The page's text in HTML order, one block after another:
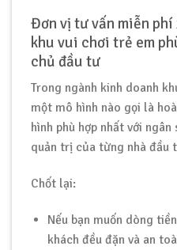
Đơn vị tư vấn miễn
khu vui chơi trẻ em
chủ đầu tư
Trong ngành kinh doanh
một mô hình nào gọi là
hình phù hợp nhất với
quản trị của từng nhà đầu
Chốt lại:
Nếu bạn muốn dòng
khách đều đặn và an